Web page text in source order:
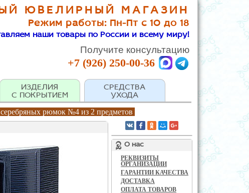
ЮВЕЛИРНЫЙ МАГАЗИН
Режим работы: Пн-Пт с 10 до 18
наши товары по России и всему миру!
Получите консультацию
+7 (926) 250-00-36
ИЗДЕЛИЯ
С ПОКРЫТИЕМ
СРЕДСТВА
УХОДА
рюмок №4 из 2 предметов
О нас
РЕКВИЗИТЫ
ОРГАНИЗАЦИИ
ГАРАНТИИ КАЧЕСТВА
ДОСТАВКА
ОПЛАТА ТОВАРОВ